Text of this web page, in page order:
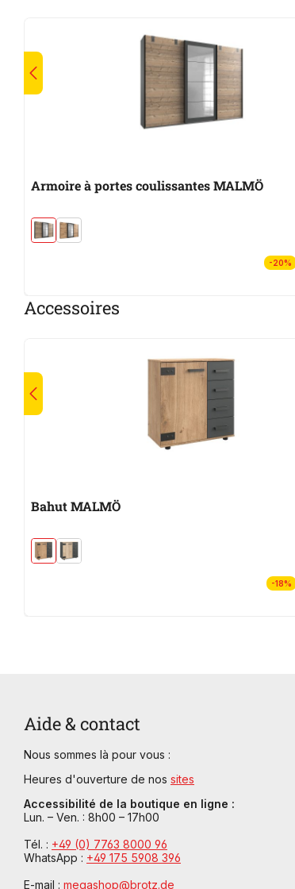
Armoire à portes coulissantes MALMÖ
-20%
Accessoires
Bahut MALMÖ
-18%
Aide & contact
Nous sommes là pour vous :
Heures d'ouverture de nos sites
Accessibilité de la boutique en ligne :
Lun. – Ven. : 8h00 – 17h00
Tél. : +49 (0) 7763 8000 96
WhatsApp : +49 175 5908 396
E-mail : megashop@brotz.de